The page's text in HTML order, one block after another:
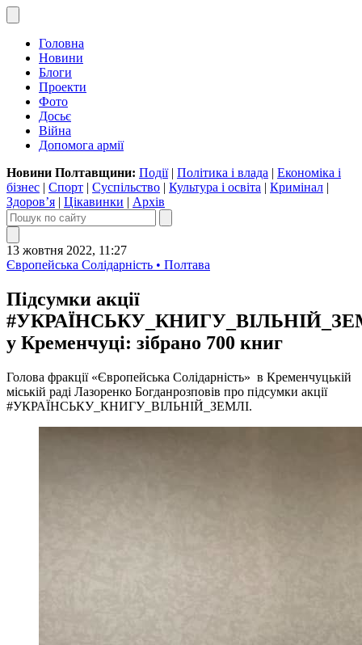
Головна
Новини
Блоги
Проекти
Фото
Досьє
Війна
Допомога армії
Новини Полтавщини: Події| Політика і влада | Економіка і
бізнес | Спорт | Суспільство | Культура і освіта | Кримінал |
Здоров’я | Цікавинки | Архів
13 жовтня 2022, 11:27
Європейська Солідарність • Полтава
Підсумки акції
у Кременчуці: зібрано 700 книг
Голова фракції «Європейська Солідарність» в Кременчуцькій
міській раді Лазоренко Богданрозповів про підсумки акції
#УКРАЇНСЬКУ_КНИГУ_ВІЛЬНІЙ_ЗЕМЛІ.